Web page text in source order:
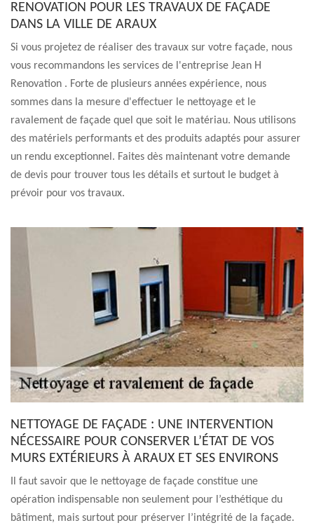
RENOVATION POUR LES TRAVAUX DE FAÇADE
DANS LA VILLE DE ARAUX
Si vous projetez de réaliser des travaux sur votre façade, nous
vous recommandons les services de l'entreprise Jean H
Renovation . Forte de plusieurs années expérience, nous
sommes dans la mesure d'effectuer le nettoyage et le
ravalement de façade quel que soit le matériau. Nous utilisons
des matériels performants et des produits adaptés pour assurer
un rendu exceptionnel. Faites dès maintenant votre demande
de devis pour trouver tous les détails et surtout le budget à
prévoir pour vos travaux.
NETTOYAGE DE FAÇADE : UNE INTERVENTION
NÉCESSAIRE POUR CONSERVER L’ÉTAT DE VOS
MURS EXTÉRIEURS À ARAUX ET SES ENVIRONS
Il faut savoir que le nettoyage de façade constitue une
opération indispensable non seulement pour l’esthétique du
bâtiment, mais surtout pour préserver l’intégrité de la façade.